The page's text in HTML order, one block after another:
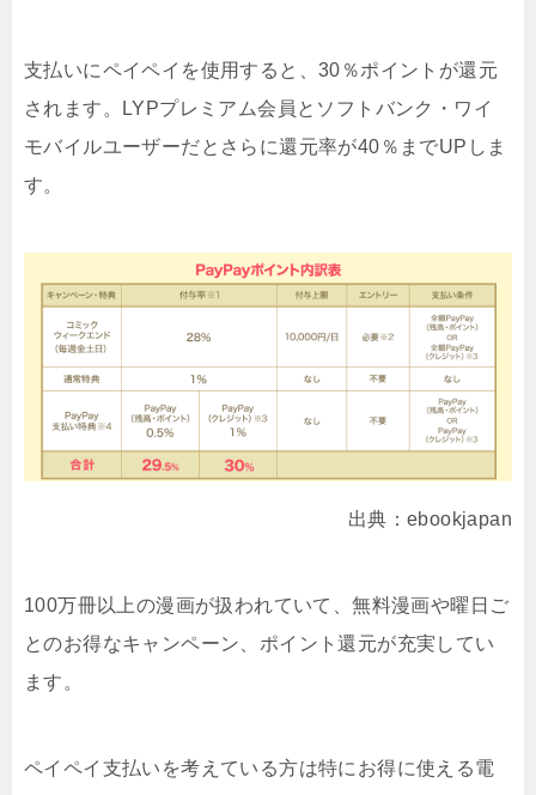
支払いにペイペイを使用すると、30％ポイントが還元
されます。LYPプレミアム会員とソフトバンク・ワイ
モバイルユーザーだとさらに還元率が40％までUPしま
す。
出典：ebookjapan
100万冊以上の漫画が扱われていて、無料漫画や曜日ご
とのお得なキャンペーン、ポイント還元が充実してい
ます。
ペイペイ支払いを考えている方は特にお得に使える電